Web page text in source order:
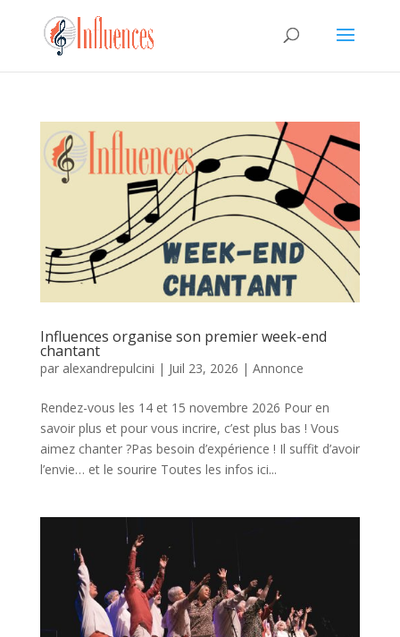
Influences organise son premier week-end
chantant
par alexandrepulcini | Juil 23, 2026 | Annonce
Rendez-vous les 14 et 15 novembre 2026 Pour en
savoir plus et pour vous incrire, c’est plus bas ! Vous
aimez chanter ?Pas besoin d’expérience ! Il suffit d’avoir
l’envie… et le sourire Toutes les infos ici...